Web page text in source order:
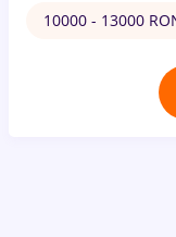
10000 - 13000